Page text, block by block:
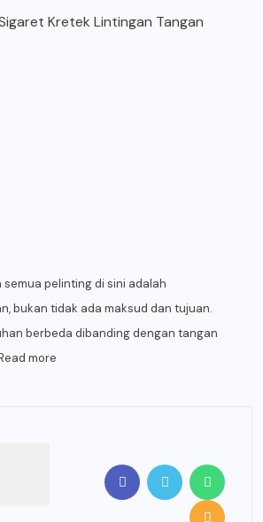
Kretek Lintingan Tangan
semua pelinting di sini adalah
bukan tidak ada maksud dan tujuan.
berbeda dibanding dengan tangan
more